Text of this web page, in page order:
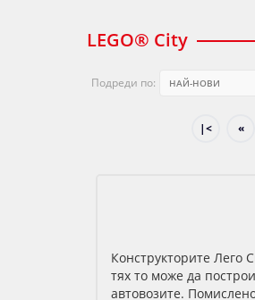
LEGO® City
Подреди по:
|< «
Конструкторите Лего
тях то може да
автовозите.